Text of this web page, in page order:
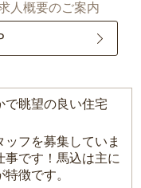
人概要のご案内
で眺望の良い住宅
フを募集していま
です！馬込は主に
徴です。